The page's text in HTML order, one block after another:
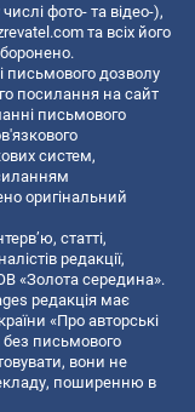
фото- та відео-),
та всіх його
письмового дозволу
посилання на сайт
письмового
систем,
оригінальний
статті,
редакції,
«Золота середина».
редакція має
«Про авторські
без письмового
вони не
поширенню в